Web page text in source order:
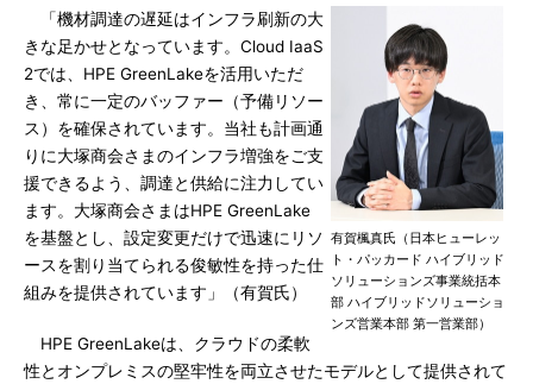
有賀楓真氏（日本ヒューレッ
ト・パッカード ハイブリッド
ソリューションズ事業統括本
部 ハイブリッドソリューショ
ンズ営業本部 第一営業部）
「機材調達の遅延はインフラ刷新の大
きな足かせとなっています。Cloud IaaS
2では、HPE GreenLakeを活用いただ
き、常に一定のバッファー（予備リソー
ス）を確保されています。当社も計画通
りに大塚商会さまのインフラ増強をご支
援できるよう、調達と供給に注力してい
ます。大塚商会さまはHPE GreenLake
を基盤とし、設定変更だけで迅速にリソ
ースを割り当てられる俊敏性を持った仕
組みを提供されています」（有賀氏）
HPE GreenLakeは、クラウドの柔軟
性とオンプレミスの堅牢性を両立させたモデルとして提供されて